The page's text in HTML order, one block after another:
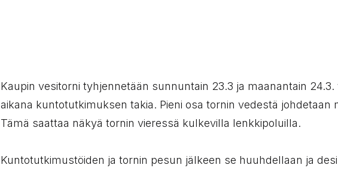
Kaupin vesitorni tyhjennetään sunnuntain 23.3 ja maanantain 24.3.
aikana kuntotutkimuksen takia. Pieni osa tornin vedestä johdetaan
Tämä saattaa näkyä tornin vieressä kulkevilla lenkkipoluilla.
Kuntotutkimustöiden ja tornin pesun jälkeen se huuhdellaan ja